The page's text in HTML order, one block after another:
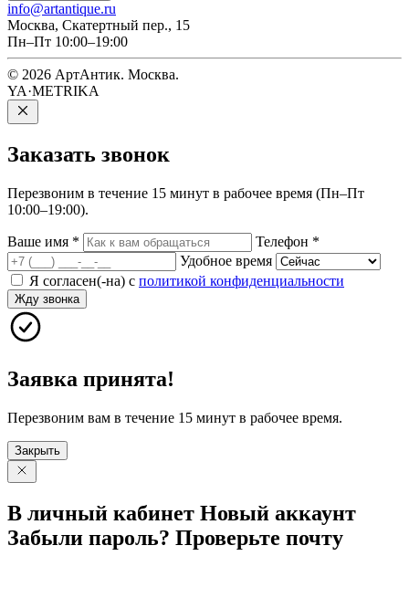
info@artantique.ru
Москва, Скатертный пер., 15
Пн–Пт 10:00–19:00
© 2026 АртАнтик. Москва.
YA·METRIKA
Заказать звонок
Перезвоним в течение 15 минут в рабочее время (Пн–Пт
10:00–19:00).
Ваше имя * Телефон *
Удобное время
Я согласен(-на) с политикой конфиденциальности
Жду звонка
Заявка принята!
Перезвоним вам в течение 15 минут в рабочее время.
Закрыть
В личный кабинет Новый аккаунт
Забыли пароль? Проверьте почту